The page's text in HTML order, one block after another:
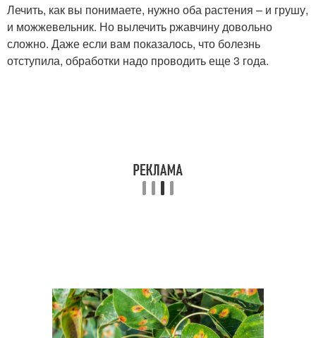
Лечить, как вы понимаете, нужно оба растения – и грушу,
и можжевельник. Но вылечить ржавчину довольно
сложно. Даже если вам показалось, что болезнь
отступила, обработки надо проводить еще 3 года.